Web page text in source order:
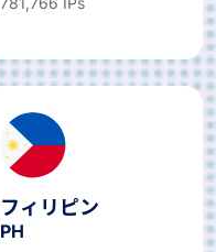
781,766 IPs
フィリピン
PH